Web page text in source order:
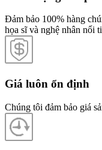
Đảm bảo 100% hàng
họa sĩ và nghệ nhân nổi
Giá luôn ổn định
Chúng tôi đảm bảo giá